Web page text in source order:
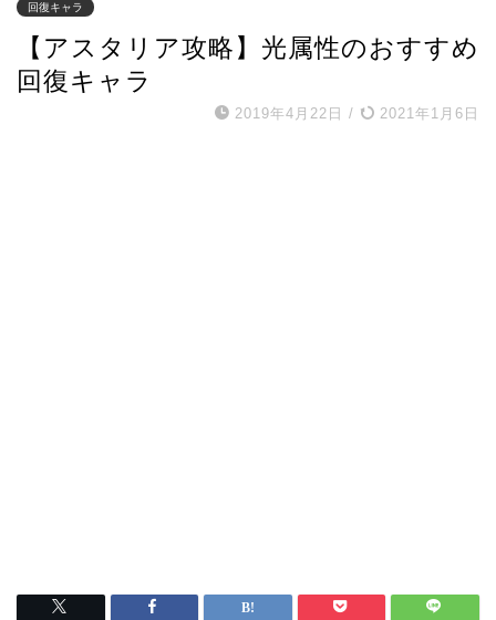
回復キャラ
【アスタリア攻略】光属性のおすすめ
回復キャラ
2019年4月22日 / 2021年1月6日